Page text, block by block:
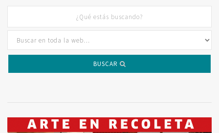
BUSCAR